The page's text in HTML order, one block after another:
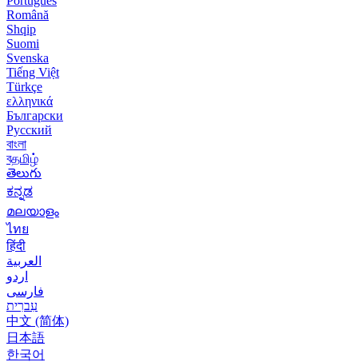
Română
Shqip
Suomi
Svenska
Tiếng Việt
Türkçe
ελληνικά
Български
Русский
বাংলা
বதமிழ்
తెలుగు
ಕನ್ನಡ
മലയാളം
ไทย
हिंदी
العربية
اردو
فارسی
עִברִית
中文 (简体)
日本語
한국어